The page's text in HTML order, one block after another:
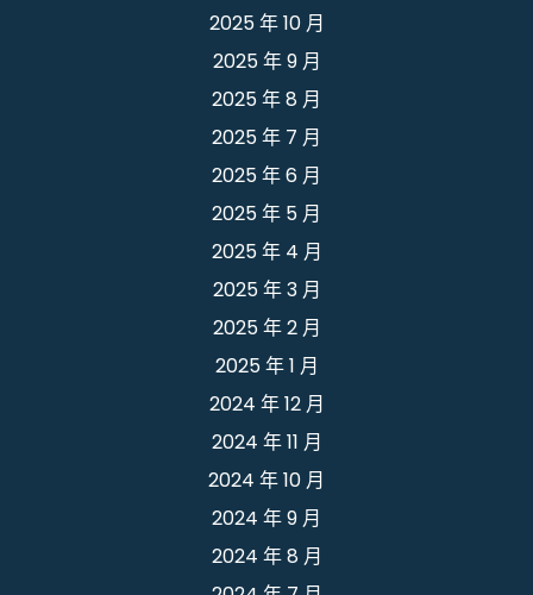
2025 年 10 月
2025 年 9 月
2025 年 8 月
2025 年 7 月
2025 年 6 月
2025 年 5 月
2025 年 4 月
2025 年 3 月
2025 年 2 月
2025 年 1 月
2024 年 12 月
2024 年 11 月
2024 年 10 月
2024 年 9 月
2024 年 8 月